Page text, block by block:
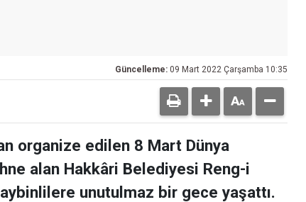
Güncelleme: 09 Mart 2022 Çarşamba 10:35
organize edilen 8 Mart Dünya
alan Hakkâri Belediyesi Reng-i
unutulmaz bir gece yaşattı.